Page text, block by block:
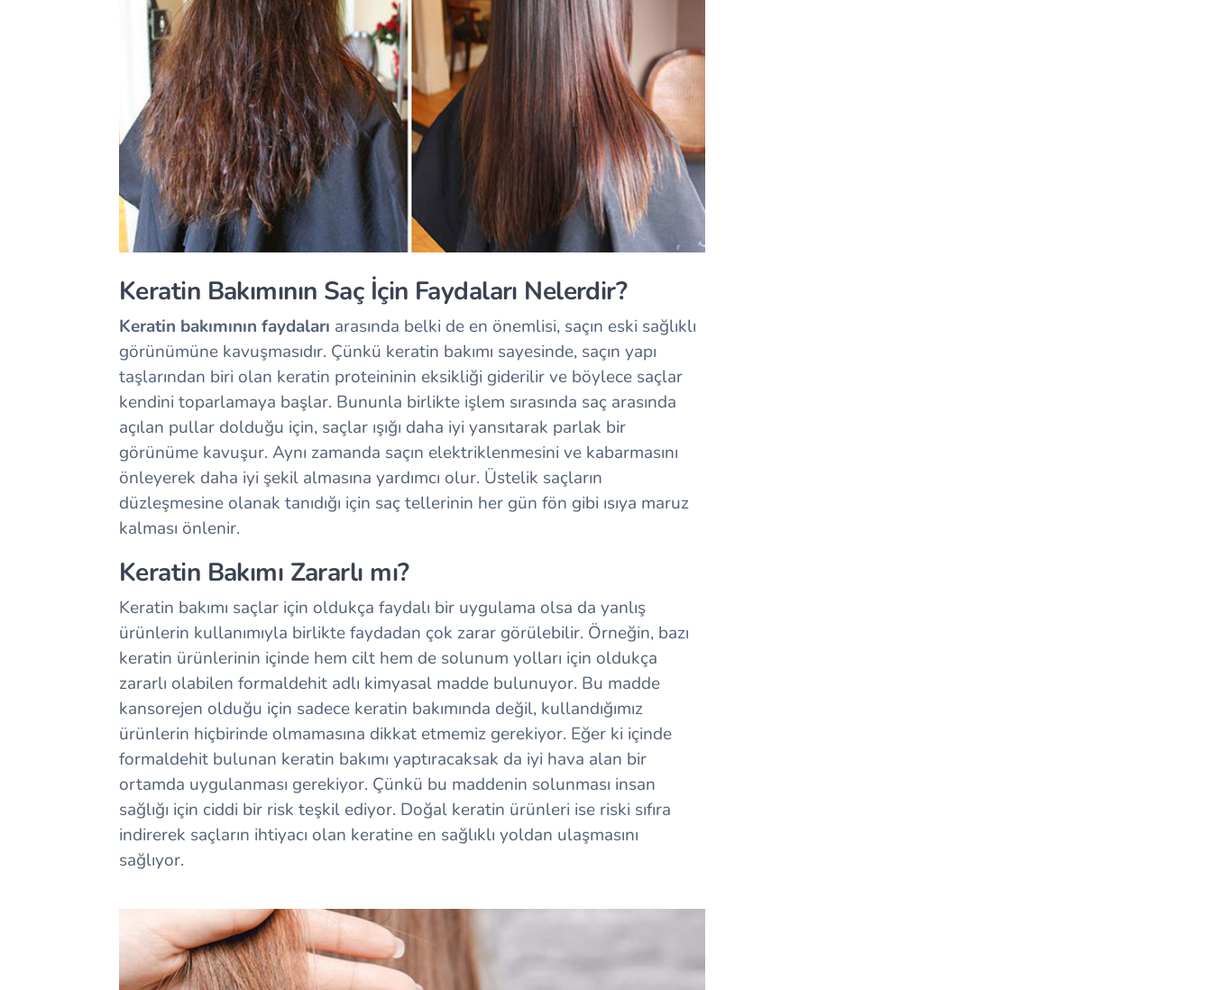
Keratin Bakımının Saç İçin Faydaları Nelerdir?
Keratin bakımının faydaları arasında belki de en önemlisi, saçın eski sağlıklı
görünümüne kavuşmasıdır. Çünkü keratin bakımı sayesinde, saçın yapı
taşlarından biri olan keratin proteininin eksikliği giderilir ve böylece saçlar
kendini toparlamaya başlar. Bununla birlikte işlem sırasında saç arasında
açılan pullar dolduğu için, saçlar ışığı daha iyi yansıtarak parlak bir
görünüme kavuşur. Aynı zamanda saçın elektriklenmesini ve kabarmasını
önleyerek daha iyi şekil almasına yardımcı olur. Üstelik saçların
düzleşmesine olanak tanıdığı için saç tellerinin her gün fön gibi ısıya maruz
kalması önlenir.
Keratin Bakımı Zararlı mı?
Keratin bakımı saçlar için oldukça faydalı bir uygulama olsa da yanlış
ürünlerin kullanımıyla birlikte faydadan çok zarar görülebilir. Örneğin, bazı
keratin ürünlerinin içinde hem cilt hem de solunum yolları için oldukça
zararlı olabilen formaldehit adlı kimyasal madde bulunuyor. Bu madde
kansorejen olduğu için sadece keratin bakımında değil, kullandığımız
ürünlerin hiçbirinde olmamasına dikkat etmemiz gerekiyor. Eğer ki içinde
formaldehit bulunan keratin bakımı yaptıracaksak da iyi hava alan bir
ortamda uygulanması gerekiyor. Çünkü bu maddenin solunması insan
sağlığı için ciddi bir risk teşkil ediyor. Doğal keratin ürünleri ise riski sıfıra
indirerek saçların ihtiyacı olan keratine en sağlıklı yoldan ulaşmasını
sağlıyor.